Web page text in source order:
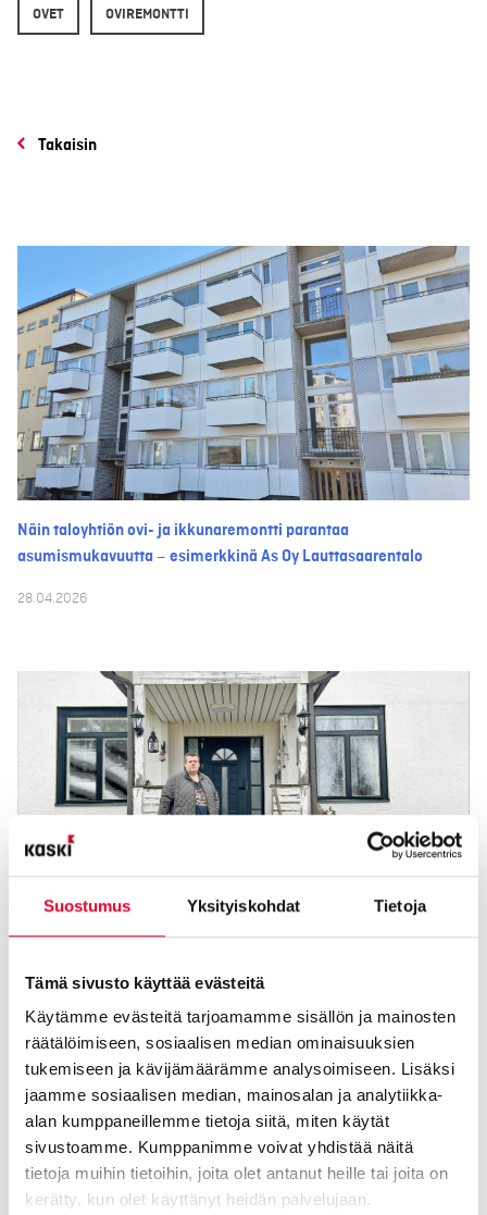
Suostumus Yksityiskohdat Tietoja
Tämä sivusto käyttää evästeitä
Käytämme evästeitä tarjoamamme sisällön ja mainosten
räätälöimiseen, sosiaalisen median ominaisuuksien
tukemiseen ja kävijämäärämme analysoimiseen. Lisäksi
jaamme sosiaalisen median, mainosalan ja analytiikka-
alan kumppaneillemme tietoja siitä, miten käytät
sivustoamme. Kumppanimme voivat yhdistää näitä
tietoja muihin tietoihin, joita olet antanut heille tai joita on
kerätty, kun olet käyttänyt heidän palvelujaan.
OVET OVIREMONTTI
Takaisin
Näin taloyhtiön ovi- ja ikkunaremontti parantaa
asumismukavuutta – esimerkkinä As Oy Lauttasaarentalo
28.04.2026
muutti arjen
17.04.2026